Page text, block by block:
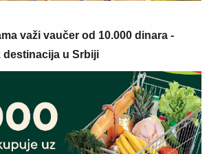
važi vaučer od 10.000 dinara -
destinacija u Srbiji